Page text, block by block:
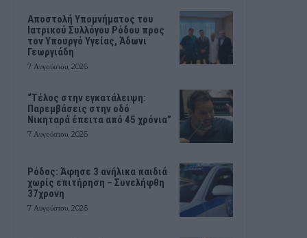
Αποστολή Υπομνήματος του
Ιατρικού Συλλόγου Ρόδου προς
τον Υπουργό Υγείας, Άδωνι
Γεωργιάδη
7 Αυγούστου, 2026
“Τέλος στην εγκατάλειψη:
Παρεμβάσεις στην οδό
Νικηταρά έπειτα από 45 χρόνια”
7 Αυγούστου, 2026
Ρόδος: Άφησε 3 ανήλικα παιδιά
χωρίς επιτήρηση – Συνελήφθη
37χρονη
7 Αυγούστου, 2026